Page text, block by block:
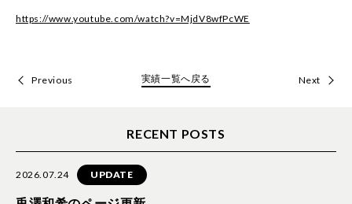
https://www.youtube.com/watch?v=MjdV8wfPcWE
Previous 実績一覧へ戻る Next
RECENT POSTS
2026.07.24 UPDATE